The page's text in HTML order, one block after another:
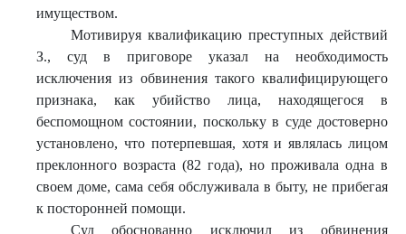
имуществом.
Мотивируя квалификацию преступных действий
З., суд в приговоре указал на необходимость
исключения из обвинения такого квалифицирующего
признака, как убийство лица, находящегося в
беспомощном состоянии, поскольку в суде достоверно
установлено, что потерпевшая, хотя и являлась лицом
преклонного возраста (82 года), но проживала одна в
своем доме, сама себя обслуживала в быту, не прибегая
к посторонней помощи.
Суд обоснованно исключил из обвинения